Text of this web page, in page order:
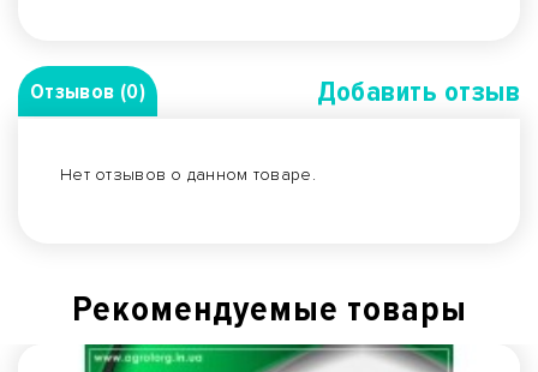
Отзывов (0) Добавить отзыв
Нет отзывов о данном товаре.
Рекомендуемые товары